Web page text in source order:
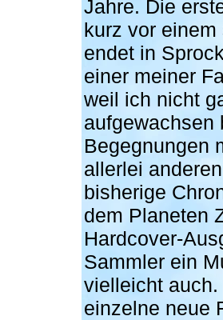
Jahre. Die
kurz vor
endet in
einer meiner
weil ich nicht
aufgewachsen
Begegnungen
allerlei
bisherige
dem Planeten
Hardcover-
Sammler ein
vielleicht
einzelne neue